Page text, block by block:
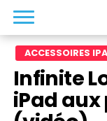
ACCESSOIRES
Infinite
iPad